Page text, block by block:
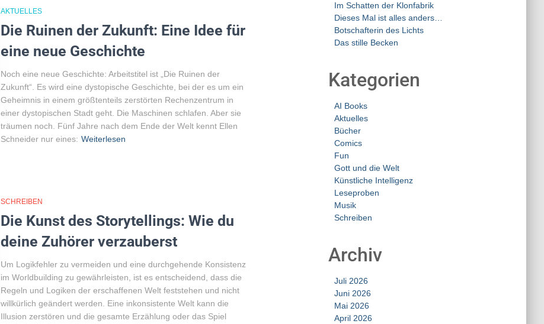
AKTUELLES
Die Ruinen der Zukunft: Eine Idee für
eine neue Geschichte
Noch eine neue Geschichte: Arbeitstitel ist „Die Ruinen der
Zukunft“. Es wird eine dystopische Geschichte, bei der es um ein
Geheimnis in einem größtenteils zerstörten Rechenzentrum in
einer dystopischen Stadt geht. Die Maschinen schlafen. Aber sie
träumen noch. Fünf Jahre nach dem Ende der Welt kennt Ellen
Schneider nur eines: Weiterlesen
SCHREIBEN
Die Kunst des Storytellings: Wie du
deine Zuhörer verzauberst
Um Logikfehler zu vermeiden und eine durchgehende Konsistenz
im Worldbuilding zu gewährleisten, ist es entscheidend, dass die
Regeln und Logiken der erschaffenen Welt feststehen und nicht
willkürlich geändert werden. Eine inkonsistente Welt kann die
Illusion zerstören und die gesamte Erzählung oder das Spiel
Im Schatten der Klonfabrik
Dieses Mal ist alles anders…
Botschafterin des Lichts
Das stille Becken
Kategorien
AI Books
Aktuelles
Bücher
Comics
Fun
Gott und die Welt
Künstliche Intelligenz
Leseproben
Musik
Schreiben
Archiv
Juli 2026
Juni 2026
Mai 2026
April 2026